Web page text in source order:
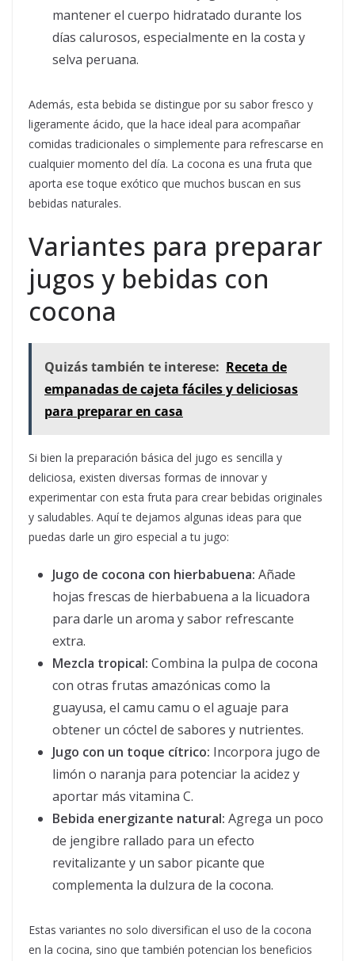
mantener el cuerpo hidratado durante los
días calurosos, especialmente en la costa y
selva peruana.
Además, esta bebida se distingue por su sabor fresco y
ligeramente ácido, que la hace ideal para acompañar
comidas tradicionales o simplemente para refrescarse en
cualquier momento del día. La cocona es una fruta que
aporta ese toque exótico que muchos buscan en sus
bebidas naturales.
Variantes para preparar
jugos y bebidas con
cocona
Quizás también te interese: Receta de
empanadas de cajeta fáciles y deliciosas
para preparar en casa
Si bien la preparación básica del jugo es sencilla y
deliciosa, existen diversas formas de innovar y
experimentar con esta fruta para crear bebidas originales
y saludables. Aquí te dejamos algunas ideas para que
puedas darle un giro especial a tu jugo:
Jugo de cocona con hierbabuena: Añade
hojas frescas de hierbabuena a la licuadora
para darle un aroma y sabor refrescante
extra.
Mezcla tropical: Combina la pulpa de cocona
con otras frutas amazónicas como la
guayusa, el camu camu o el aguaje para
obtener un cóctel de sabores y nutrientes.
Jugo con un toque cítrico: Incorpora jugo de
limón o naranja para potenciar la acidez y
aportar más vitamina C.
Bebida energizante natural: Agrega un poco
de jengibre rallado para un efecto
revitalizante y un sabor picante que
complementa la dulzura de la cocona.
Estas variantes no solo diversifican el uso de la cocona
en la cocina, sino que también potencian los beneficios